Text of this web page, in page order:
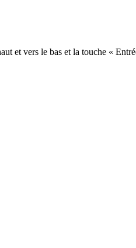
et vers le bas et la touche «